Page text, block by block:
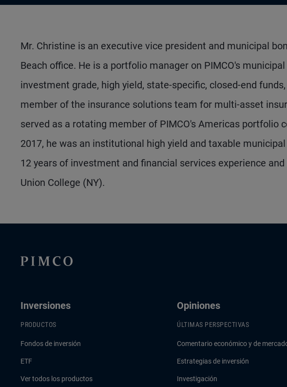
Mr. Christine is an executive vice president and municipal
Beach office. He is a portfolio manager on PIMCO's
investment grade, high yield, state-specific, closed-end
member of the insurance solutions team for multi-asset
served as a rotating member of PIMCO's Americas portfolio
2017, he was an institutional high yield and taxable
12 years of investment and financial services experience
Union College (NY).
Inversiones
PRODUCTOS
Fondos de inversión
ETF
Ver todos los productos
Opiniones
ÚLTIMAS PERSPECTIVAS
Comentario económico y de
Estrategias de inversión
Investigación